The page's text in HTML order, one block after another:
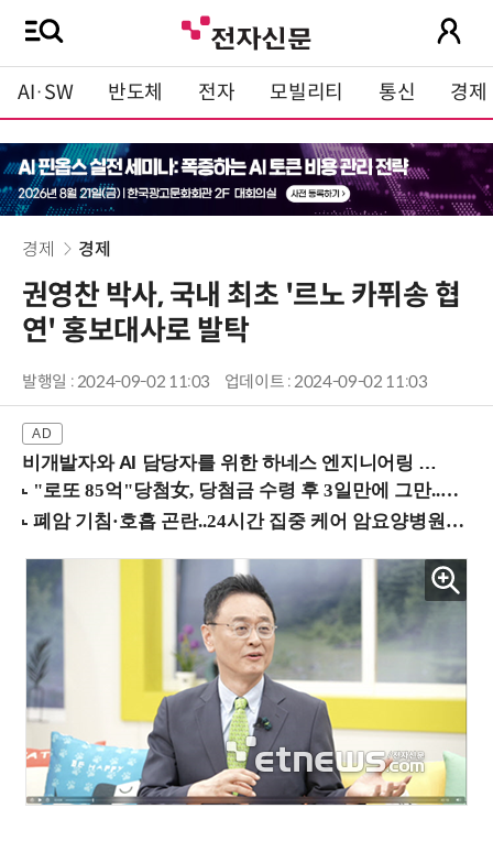
AI·SW 반도체 전자 모빌리티 통신 경제
경제 경제
권영찬 박사, 국내 최초 '르노 카퓌송 협
연' 홍보대사로 발탁
발행일 : 2024-09-02 11:03 업데이트 : 2024-09-02 11:03
비개발자와 AI 담당자를 위한 하네스 엔지니어링 입문과정 (8/20 신논현역)